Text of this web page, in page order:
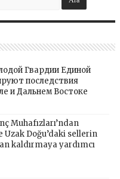
Гвардии Единой
последствия
и Дальнем Востоке
Muhafızları’ndan
Uzak Doğu’daki sellerin
kaldırmaya yardımcı